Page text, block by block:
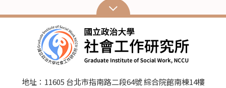
地址：11605 台北市指南路二段64號 綜合院館南棟14樓